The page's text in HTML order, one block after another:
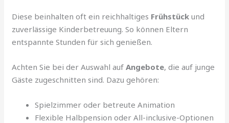
Diese beinhalten oft ein reichhaltiges Frühstück und
zuverlässige Kinderbetreuung. So können Eltern
entspannte Stunden für sich genießen.
Achten Sie bei der Auswahl aufAngebote, die auf junge
Gäste zugeschnitten sind. Dazu gehören:
Spielzimmer oder betreute Animation
Flexible Halbpension oder All-inclusive-Optionen